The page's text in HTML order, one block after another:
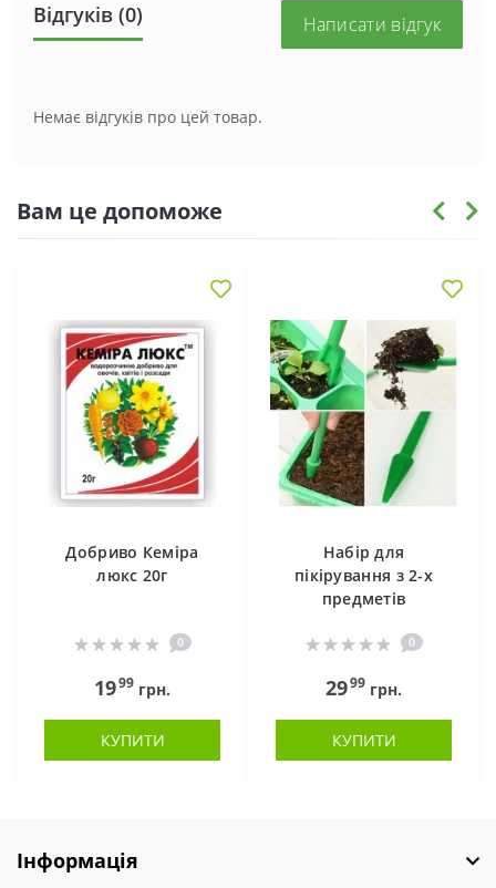
Відгуків (0) Написати відгук
Немає відгуків про цей товар.
Вам це допоможе
Добриво Кеміра
люкс 20г
0
1999 грн.
КУПИТИ
Набір для
пікірування з 2-х
предметів
0
2999 грн.
КУПИТИ
Інформація